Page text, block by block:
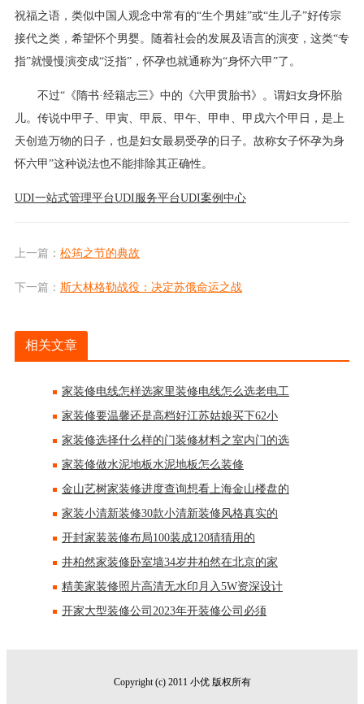
祝福之语，类似中国人观念中常有的“生个男娃”或“生儿子”好传宗
接代之类，希望怀个男婴。随着社会的发展及语言的演变，这类“专
指”就慢慢演变成“泛指”，怀孕也就通称为“身怀六甲”了。
不过“《隋书·经籍志三》中的《六甲贯胎书》。谓妇女身怀胎
儿。传说中甲子、甲寅、甲辰、甲午、甲申、甲戌六个甲日，是上
天创造万物的日子，也是妇女最易受孕的日子。故称女子怀孕为身
怀六甲”这种说法也不能排除其正确性。
UDI一站式管理平台UDI服务平台UDI案例中心
上一篇： 松筠之节的典故
下一篇： 斯大林格勒战役：决定苏俄命运之战
相关文章
家装修电线怎样选家里装修电线怎么选老电工
家装修要温馨还是高档好江苏姑娘买下62小
家装修选择什么样的门装修材料之室内门的选
家装修做水泥地板水泥地板怎么装修
金山艺树家装修进度查询想看上海金山楼盘的
家装小清新装修30款小清新装修风格真实的
开封家装装修布局100装成120猜猜用的
井柏然家装修卧室墙34岁井柏然在北京的家
精美家装修照片高清无水印月入5W资深设计
开家大型装修公司2023年开装修公司必须
Copyright (c) 2011 小优 版权所有